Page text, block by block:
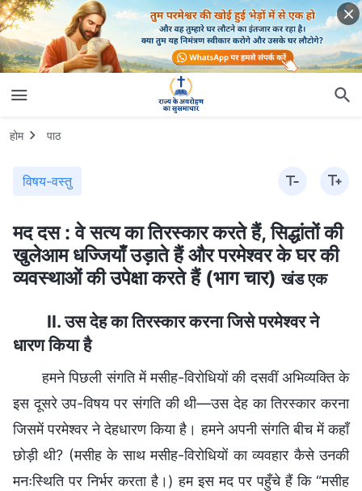
होम पाठ
विषय-वस्तु
मद दस : वे सत्य का तिरस्कार करते हैं, सिद्धांतों की
खुलेआम धज्जियाँ उड़ाते हैं और परमेश्वर के घर की
व्यवस्थाओं की उपेक्षा करते हैं (भाग चार)खंड एक
II. उस देह का तिरस्कार करना जिसे परमेश्वर ने
धारण किया है
हमने पिछली संगति में मसीह-विरोधियों की दसवीं अभिव्यक्ति के
इस दूसरे उप-विषय पर संगति की थी—उस देह का तिरस्कार करना
जिसमें परमेश्वर ने देहधारण किया है। हमने अपनी संगति बीच में कहाँ
छोड़ी थी? (मसीह के साथ मसीह-विरोधियों का व्यवहार कैसे उनकी
मनःस्थिति पर निर्भर करता है।) हम इस मद पर पहुँचे हैं कि “मसीह